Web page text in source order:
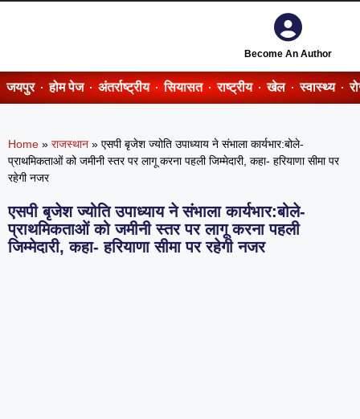
Become An Author
जयपुर होम पेज अंतर्राष्ट्रीय सियासत राष्ट्रीय खेल स्वास्थ्य
Home » राजस्थान » एसपी बृजेश ज्योति उपाध्याय ने संभाला कार्यभार:बोले-
प्राथमिकताओं को जमीनी स्तर पर लागू करना पहली जिम्मेदारी, कहा- हरियाणा सीमा पर
रहेगी नजर
एसपी बृजेश ज्योति उपाध्याय ने संभाला कार्यभार:बोले-
प्राथमिकताओं को जमीनी स्तर पर लागू करना पहली
जिम्मेदारी, कहा- हरियाणा सीमा पर रहेगी नजर